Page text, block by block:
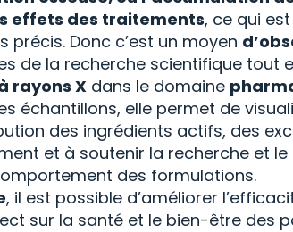
effets des traitements, ce qui
Donc c’est un moyen
de la recherche scientifique tout
rayons X dans le domaine
échantillons, elle permet de
des ingrédients actifs, des
et à soutenir la recherche et
des formulations.
, il est possible d’améliorer
sur la santé et le bien-être des